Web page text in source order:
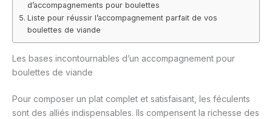
d’accompagnements pour boulettes
Liste pour réussir l’accompagnement parfait de vos
boulettes de viande
Les bases incontournables d’un accompagnement pour
boulettes de viande
Pour composer un plat complet et satisfaisant, les féculents
sont des alliés indispensables. Ils compensent la richesse des